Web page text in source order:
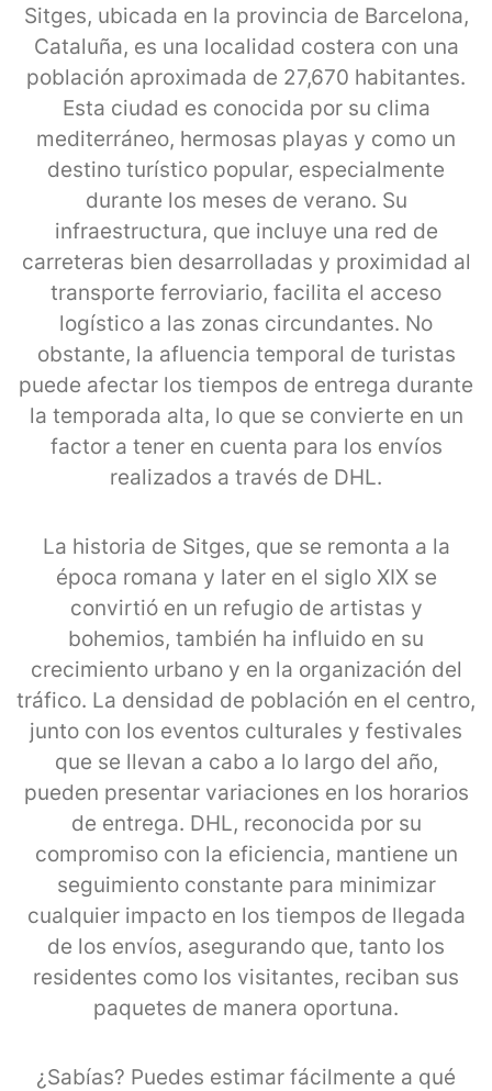
Sitges, ubicada en la provincia de Barcelona,
Cataluña, es una localidad costera con una
población aproximada de 27,670 habitantes.
Esta ciudad es conocida por su clima
mediterráneo, hermosas playas y como un
destino turístico popular, especialmente
durante los meses de verano. Su
infraestructura, que incluye una red de
carreteras bien desarrolladas y proximidad al
transporte ferroviario, facilita el acceso
logístico a las zonas circundantes. No
obstante, la afluencia temporal de turistas
puede afectar los tiempos de entrega durante
la temporada alta, lo que se convierte en un
factor a tener en cuenta para los envíos
realizados a través de DHL.
La historia de Sitges, que se remonta a la
época romana y later en el siglo XIX se
convirtió en un refugio de artistas y
bohemios, también ha influido en su
crecimiento urbano y en la organización del
tráfico. La densidad de población en el centro,
junto con los eventos culturales y festivales
que se llevan a cabo a lo largo del año,
pueden presentar variaciones en los horarios
de entrega. DHL, reconocida por su
compromiso con la eficiencia, mantiene un
seguimiento constante para minimizar
cualquier impacto en los tiempos de llegada
de los envíos, asegurando que, tanto los
residentes como los visitantes, reciban sus
paquetes de manera oportuna.
¿Sabías? Puedes estimar fácilmente a qué